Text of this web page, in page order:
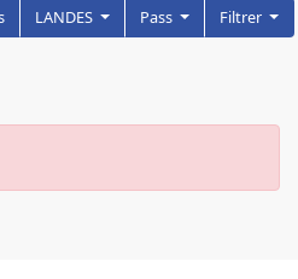
LANDES Pass Filtrer